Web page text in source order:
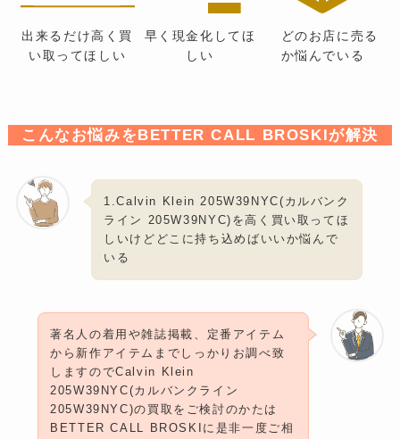
出来るだけ高く買
い取ってほしい
早く現金化してほ
しい
どのお店に売る
か悩んでいる
こんなお悩みをBETTER CALL BROSKIが解決
1.Calvin Klein 205W39NYC(カルバンク
ライン 205W39NYC)を高く買い取ってほ
しいけどどこに持ち込めばいいか悩んで
いる
著名人の着用や雑誌掲載、定番アイテム
から新作アイテムまでしっかりお調べ致
しますのでCalvin Klein
205W39NYC(カルバンクライン
205W39NYC)の買取をご検討のかたは
BETTER CALL BROSKIに是非一度ご相